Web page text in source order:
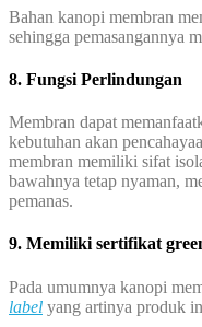
Bahan kanopi membran
sehingga pemasangannya
8. Fungsi Perlindungan
Membran dapat
kebutuhan akan
membran memiliki sifat
bawahnya tetap nyaman,
pemanas.
9. Memiliki sertifikat
Pada umumnya kanopi
label yang artinya produk